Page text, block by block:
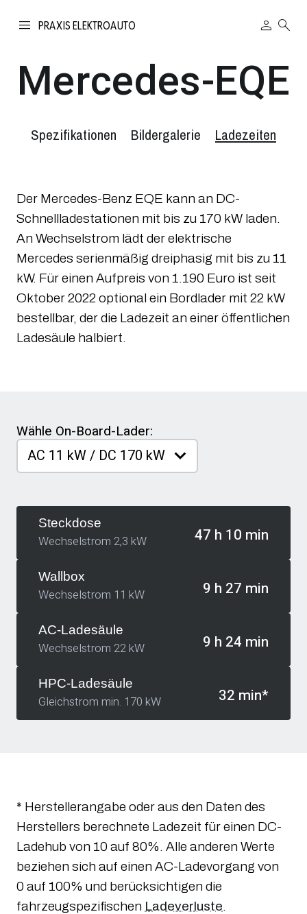
PRAXIS ELEKTROAUTO person search
Mercedes-EQE
Spezifikationen Bildergalerie Ladezeiten
Der Mercedes-Benz EQE kann an DC-
Schnellladestationen mit bis zu 170 kW laden.
An Wechselstrom lädt der elektrische
Mercedes serienmäßig dreiphasig mit bis zu 11
kW. Für einen Aufpreis von 1.190 Euro ist seit
Oktober 2022 optional ein Bordlader mit 22 kW
bestellbar, der die Ladezeit an einer öffentlichen
Ladesäule halbiert.
Wähle On-Board-Lader:
Steckdose
Wechselstrom 2,3 kW 47 h 10 min
Wallbox
Wechselstrom 11 kW 9 h 27 min
AC-Ladesäule
Wechselstrom 22 kW 9 h 24 min
HPC-Ladesäule
Gleichstrom min. 170 kW 32 min*
* Herstellerangabe oder aus den Daten des
Herstellers berechnete Ladezeit für einen DC-
Ladehub von 10 auf 80%. Alle anderen Werte
beziehen sich auf einen AC-Ladevorgang von
0 auf 100% und berücksichtigen die
fahrzeugspezifischen Ladeverluste.